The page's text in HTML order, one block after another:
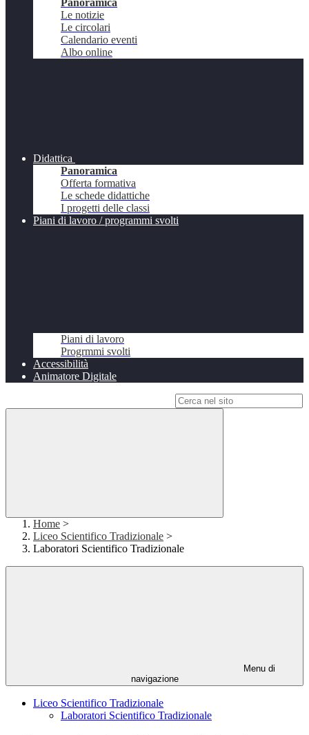
Panoramica
Le notizie
Le circolari
Calendario eventi
Albo online
Didattica
Panoramica
Offerta formativa
Le schede didattiche
I progetti delle classi
Piani di lavoro / programmi svolti
Piani di lavoro
Progrmmi svolti
Accessibilità
Animatore Digitale
Home >
Liceo Scientifico Tradizionale >
Laboratori Scientifico Tradizionale
Menu di
navigazione
Liceo Scientifico Tradizionale
Laboratori Scientifico Tradizionale